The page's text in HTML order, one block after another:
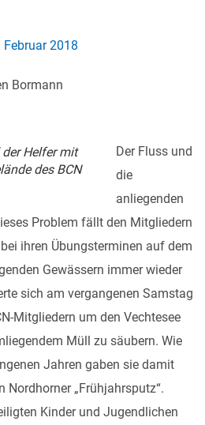
Februar 2018
Bormann
Helfer mit
des BCN
Der Fluss und
die
anliegenden
Problem fällt den Mitgliedern
ihren Übungsterminen auf dem
Gewässern immer wieder
sich am vergangenen Samstag
Mitgliedern um den Vechtesee
Müll zu säubern. Wie
Jahren gaben sie damit
Nordhorner „Frühjahrsputz“.
Kinder und Jugendlichen